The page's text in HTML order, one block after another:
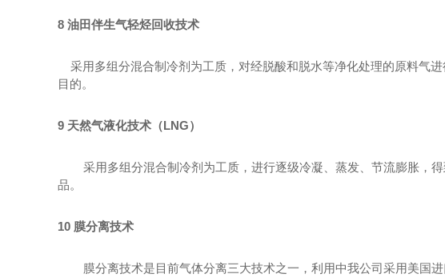
8 油田伴生气轻烃回收技术
采用多组分混合制冷剂为工质，对经脱酸和脱水等净化处理的原料气
目的。
9 天然气液化技术（LNG）
采用多组分混合制冷剂为工质，进行逐级冷凝、蒸发、节流膨胀，
品。
10 膜分离技术
膜分离技术是目前气体分离三大技术之一，利用中我公司采用美国